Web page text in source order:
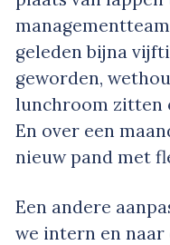
geleden bijna
geworden,
lunchroom zitten
En over een
nieuw pand met
Een andere
we intern en